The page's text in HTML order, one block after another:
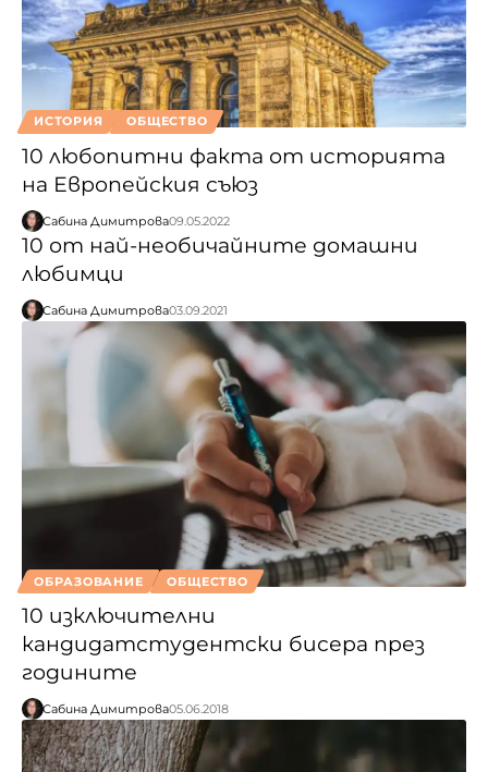
ИСТОРИЯ ОБЩЕСТВО
10 любопитни факта от историята
на Европейския съюз
Сабина Димитрова09.05.2022
10 от най-необичайните домашни
любимци
Сабина Димитрова03.09.2021
ОБРАЗОВАНИЕ ОБЩЕСТВО
10 изключителни
кандидатстудентски бисера през
годините
Сабина Димитрова05.06.2018